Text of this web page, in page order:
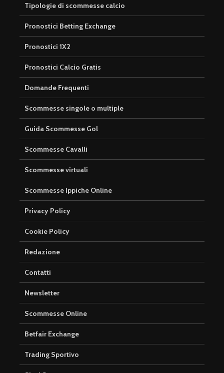
Tipologie di scommesse calcio
Pronostici Betting Exchange
Pronostici 1X2
Pronostici Calcio Gratis
Domande Frequenti
Scommesse singole o multiple
Guida Scommesse Gol
Scommesse Cavalli
Scommesse virtuali
Scommesse Ippiche Online
Privacy Policy
Cookie Policy
Redazione
Contatti
Newsletter
Scommesse Online
Betfair Exchange
Trading Sportivo